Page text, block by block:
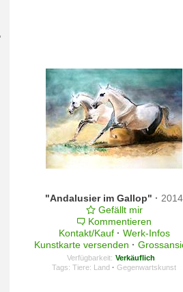
"Andalusier im Gallop" · 2014
Gefällt mir
Kommentieren
Kontakt/Kauf · Werk-Infos
Kunstkarte versenden ·
Verfügbarkeit: Verkäuflich
Tags:Tiere: Land · Gegenwartskunst